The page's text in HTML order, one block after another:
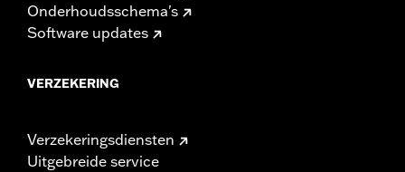
Onderhoudsschema's
Software updates
VERZEKERING
Verzekeringsdiensten
Uitgebreide service